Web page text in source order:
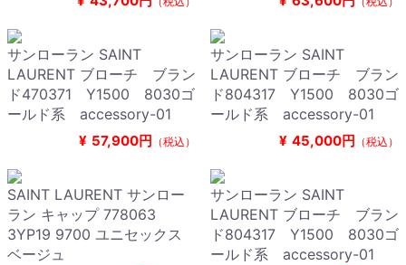
サンローラン SAINT
LAURENT ブローチ ブラン
ド470371 Y1500 8030ゴ
ールド系 accessory-01
¥ 57,900円 （税込）
サンローラン SAINT
LAURENT ブローチ ブラン
ド804317 Y1500 8030ゴ
ールド系 accessory-01
¥ 45,000円 （税込）
SAINT LAURENT サンロー
ラン キャップ 778063
3YP19 9700 ユニセックス
ベージュ
サンローラン SAINT
LAURENT ブローチ ブラン
ド804317 Y1500 8030ゴ
ールド系 accessory-01